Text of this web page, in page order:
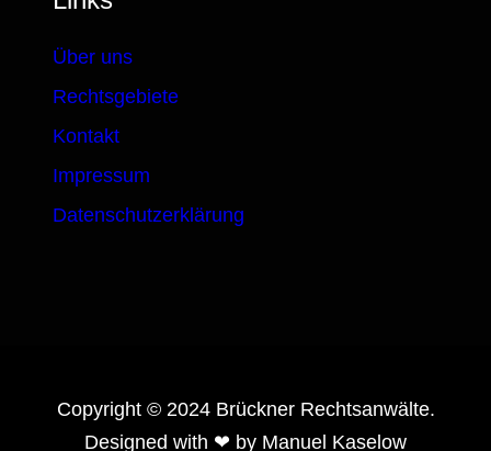
Über uns
Rechtsgebiete
Kontakt
Impressum
Datenschutzerklärung
Copyright © 2024 Brückner Rechtsanwälte.
Designed with ❤ by Manuel Kaselow